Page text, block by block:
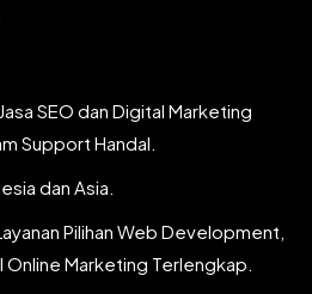
SEO dan Digital Marketing
Support Handal.
dan Asia.
Pilihan Web Development,
Online Marketing Terlengkap.